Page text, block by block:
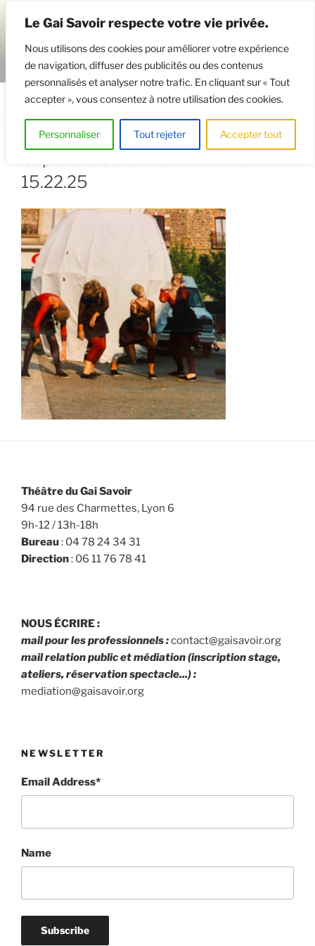
Le Gai Savoir respecte votre vie privée.
Nous utilisons des cookies pour améliorer votre expérience
de navigation, diffuser des publicités ou des contenus
personnalisés et analyser notre trafic. En cliquant sur « Tout
accepter », vous consentez à notre utilisation des cookies.
Personnaliser Tout rejeter Accepter tout
contenu
principal
GAISAVOIR
Osez le théâtre !
Menu
15.22.25
Théâtre du Gai Savoir
94 rue des Charmettes, Lyon 6
9h-12 / 13h-18h
Bureau: 04 78 24 34 31
Direction: 06 11 76 78 41
NOUS ÉCRIRE :
mail pour les professionnels :contact@gaisavoir.org
mail relation public et médiation (inscription stage,
ateliers, réservation spectacle...) :
mediation@gaisavoir.org
NEWSLETTER
Email Address*
Name